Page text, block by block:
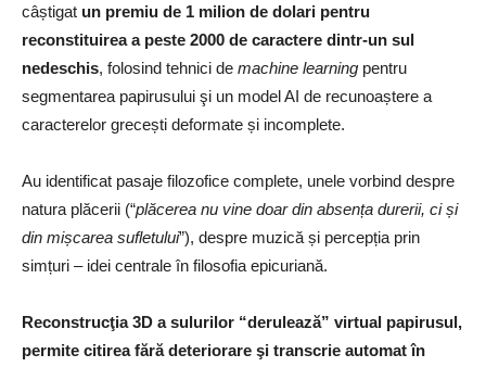
câștigat un premiu de 1 milion de dolari pentru
reconstituirea a peste 2000 de caractere dintr-un sul
nedeschis, folosind tehnici de machine learning pentru
segmentarea papirusului şi un model AI de recunoaștere a
caracterelor grecești deformate și incomplete.
Au identificat pasaje filozofice complete, unele vorbind despre
natura plăcerii (“plăcerea nu vine doar din absența durerii, ci și
din mișcarea sufletului”), despre muzică și percepția prin
simțuri – idei centrale în filosofia epicuriană.
Reconstrucţia 3D a sulurilor “derulează” virtual papirusul,
permite citirea fără deteriorare şi transcrie automat în